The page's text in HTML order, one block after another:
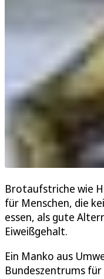
Brotaufstriche wie
für Menschen, die
essen, als gute
Eiweißgehalt.
Ein Manko aus
Bundeszentrums für